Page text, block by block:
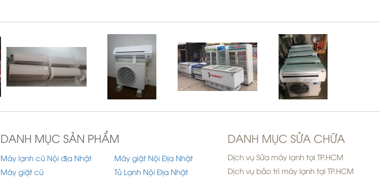
DANH MỤC SẢN PHẨM
Máy lạnh cũ Nội địa Nhật
Máy giặt Nội Địa Nhật
Máy giặt cũ
Tủ Lạnh Nội Địa Nhật
DANH MỤC SỬA CHỮA
Dịch vụ Sửa máy lạnh tại TP.HCM
Dịch vụ bảo trì máy lạnh tại TP.HCM